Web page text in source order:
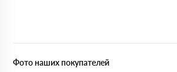
Фото наших покупателей